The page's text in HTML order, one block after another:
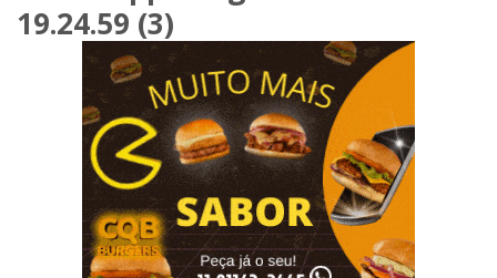
19.24.59 (3)